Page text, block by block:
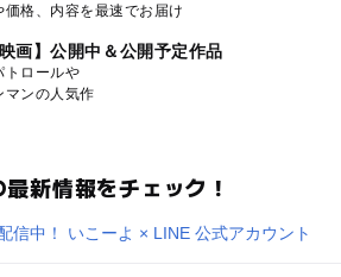
価格、内容を最速でお届け
映画】公開中＆公開予定作品
トロールや
マンの人気作
新情報をチェック！